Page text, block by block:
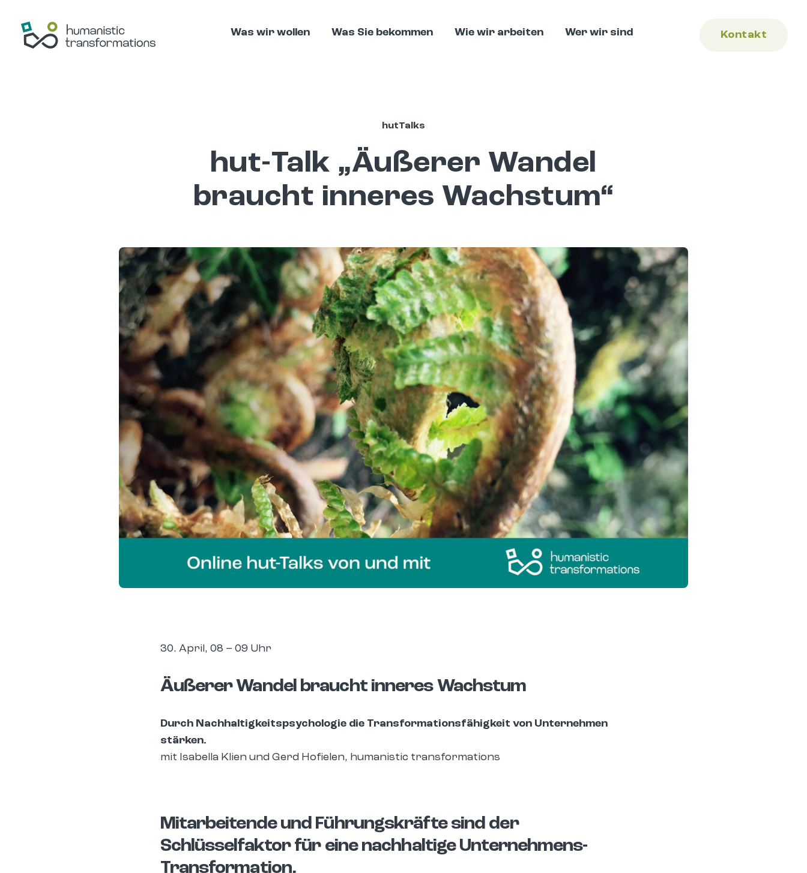
Inhalt
springen
Was wir wollen Was Sie bekommen Wie wir arbeiten Wer wir sind Kontakt
hutTalks
hut-Talk „Äußerer Wandel
braucht inneres Wachstum“
30. April, 08 – 09 Uhr
Äußerer Wandel braucht inneres Wachstum
Durch Nachhaltigkeitspsychologie die Transformationsfähigkeit von Unternehmen
stärken.
mit Isabella Klien und Gerd Hofielen, humanistic transformations
Mitarbeitende und Führungskräfte sind der
Schlüsselfaktor für eine nachhaltige Unternehmens-
Transformation.